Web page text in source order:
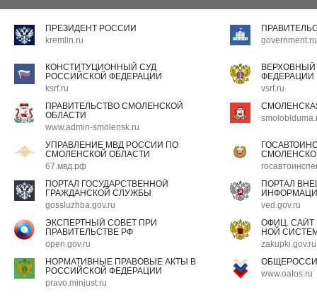
ПРЕЗИДЕНТ РОССИИ
kremlin.ru
government.ru
КОНСТИТУЦИОННЫЙ СУД
РОССИЙСКОЙ ФЕДЕРАЦИИ
ksrf.ru
ФЕДЕРАЦИИ
vsrf.ru
ПРАВИТЕЛЬСТВО СМОЛЕНСКОЙ
ОБЛАСТИ
www.admin-smolensk.ru
УПРАВЛЕНИЕ МВД РОССИИ ПО
СМОЛЕНСКОЙ ОБЛАСТИ
67.мвд.рф
ПОРТАЛ ГОСУДАРСТВЕННОЙ
ГРАЖДАНСКОЙ СЛУЖБЫ
gossluzhba.gov.ru
ПОРТАЛ
ved.gov.ru
ЭКСПЕРТНЫЙ СОВЕТ ПРИ
ПРАВИТЕЛЬСТВЕ РФ
open.gov.ru
ОФИЦ.
НОЙ
zakupki.gov.ru
НОРМАТИВНЫЕ ПРАВОВЫЕ АКТЫ В
РОССИЙСКОЙ ФЕДЕРАЦИИ
pravo.minjust.ru
www.oatos.ru